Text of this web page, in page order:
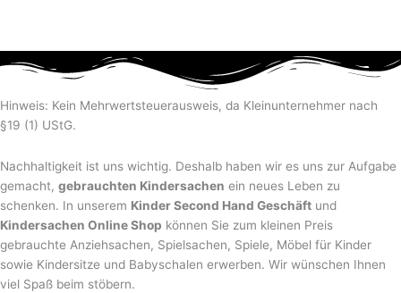
Hinweis: Kein Mehrwertsteuerausweis, da Kleinunternehmer nach
§19 (1) UStG.
Nachhaltigkeit ist uns wichtig. Deshalb haben wir es uns zur Aufgabe
gemacht, gebrauchten Kindersachen ein neues Leben zu
schenken. In unserem Kinder Second Hand Geschäft und
Kindersachen Online Shop können Sie zum kleinen Preis
gebrauchte Anziehsachen, Spiel­sachen, Spiele, Möbel für Kinder
sowie Kindersitze und Babyschalen erwerben. Wir wünschen Ihnen
viel Spaß beim stöbern.